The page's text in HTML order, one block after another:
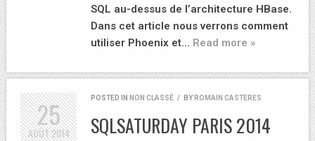
SQL au-dessus de l’architecture HBase.
Dans cet article nous verrons comment
utiliser Phoenix et… Read more »
POSTED IN NON CLASSÉ / BY ROMAIN CASTERES
SQLSATURDAY PARIS 2014
25
AOÛT2014